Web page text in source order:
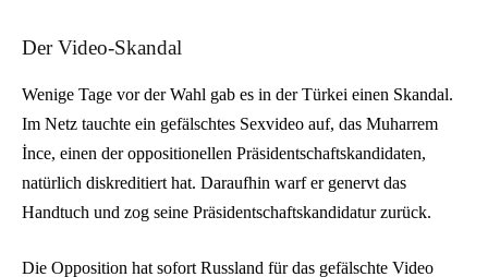
Der Video-Skandal
Wenige Tage vor der Wahl gab es in der Türkei einen Skandal.
Im Netz tauchte ein gefälschtes Sexvideo auf, das Muharrem
İnce, einen der oppositionellen Präsidentschaftskandidaten,
natürlich diskreditiert hat. Daraufhin warf er genervt das
Handtuch und zog seine Präsidentschaftskandidatur zurück.
Die Opposition hat sofort Russland für das gefälschte Video